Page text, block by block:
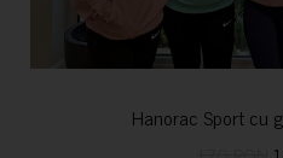
Hanorac Sport cu